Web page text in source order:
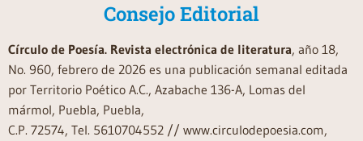
Consejo Editorial
Círculo de Poesía. Revista electrónica de literatura, año 18,
No. 960, febrero de 2026 es una publicación semanal editada
por Territorio Poético A.C., Azabache 136-A, Lomas del
mármol, Puebla, Puebla,
C.P. 72574, Tel. 5610704552 // www.circulodepoesia.com,